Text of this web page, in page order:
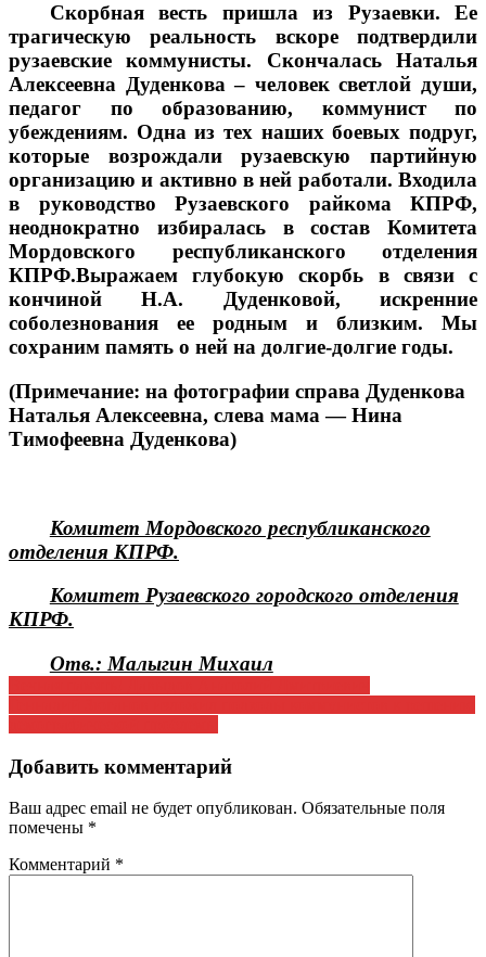
Скорбная весть пришла из Рузаевки. Ее
трагическую реальность вскоре подтвердили
рузаевские коммунисты. Скончалась Наталья
Алексеевна Дуденкова – человек светлой души,
педагог по образованию, коммунист по
убеждениям. Одна из тех наших боевых подруг,
которые возрождали рузаевскую партийную
организацию и активно в ней работали. Входила
в руководство Рузаевского райкома КПРФ,
неоднократно избиралась в состав Комитета
Мордовского республиканского отделения
КПРФ.Выражаем глубокую скорбь в связи с
кончиной Н.А. Дуденковой, искренние
соболезнования ее родным и близким. Мы
сохраним память о ней на долгие-долгие годы.
(Примечание: на фотографии справа Дуденкова
Наталья Алексеевна, слева мама — Нина
Тимофеевна Дуденкова)
Комитет Мордовского республиканского
отделения КПРФ.
Комитет Рузаевского городского отделения
КПРФ.
Отв.: Малыгин Михаил
Навигация
по
Добавить комментарий
Ваш адрес email не будет опубликован. Обязательные поля
помечены *
Комментарий *